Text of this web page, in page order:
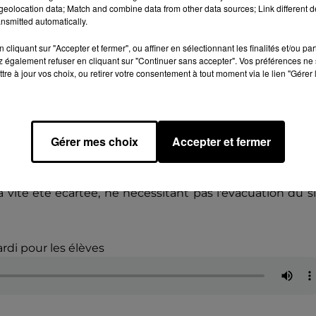
menaces d'explosion, d'attentat. La
d'évacuer l'établissement. Les
lever le doute. J'ai su en parallèle
».
été destinataire du message glaçant : «
message pour vous annoncer ma décision. J'ai
vite été écartée, ne nécessitant pas l'évacuation du
pour les élèves
data; Match and combine data from other data sources; Link different
automatically.
cliquant sur "Accepter et fermer", ou affiner en sélectionnant les finalités et/ou
également refuser en cliquant sur "Continuer sans accepter". Vos préférences
à jour vos choix, ou retirer votre consentement à tout moment via le lien
Gérer mes choix Accepter et fermer